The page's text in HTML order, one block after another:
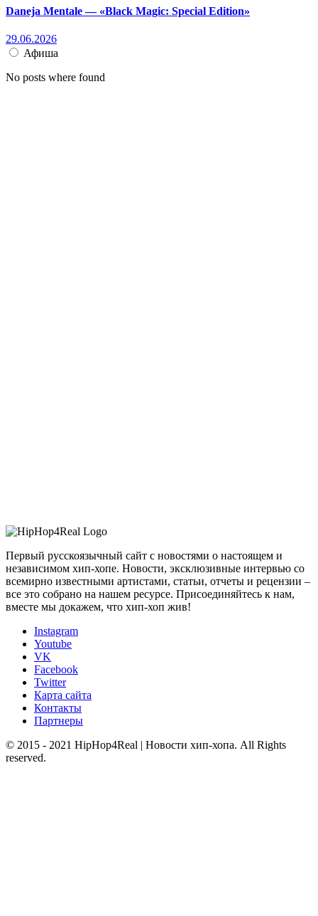
Daneja Mentale — «Black Magic: Special Edition»
29.06.2026
Афиша
No posts where found
Первый русскоязычный сайт с новостями о настоящем и
независимом хип-хопе. Новости, эксклюзивные интервью со
всемирно известными артистами, статьи, отчеты и рецензии –
все это собрано на нашем ресурсе. Присоединяйтесь к нам,
вместе мы докажем, что хип-хоп жив!
Instagram
Youtube
VK
Facebook
Twitter
Карта сайта
Контакты
Партнеры
© 2015 - 2021 HipHop4Real | Новости хип-хопа. All Rights
reserved.